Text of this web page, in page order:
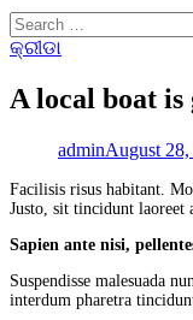
Search
for:
କ୍ରୀଡା
A local boat
adminAugust 28,
Facilisis risus habitant.
Justo, sit tincidunt laoreet
Sapien ante nisi,
Suspendisse malesuada
interdum pharetra